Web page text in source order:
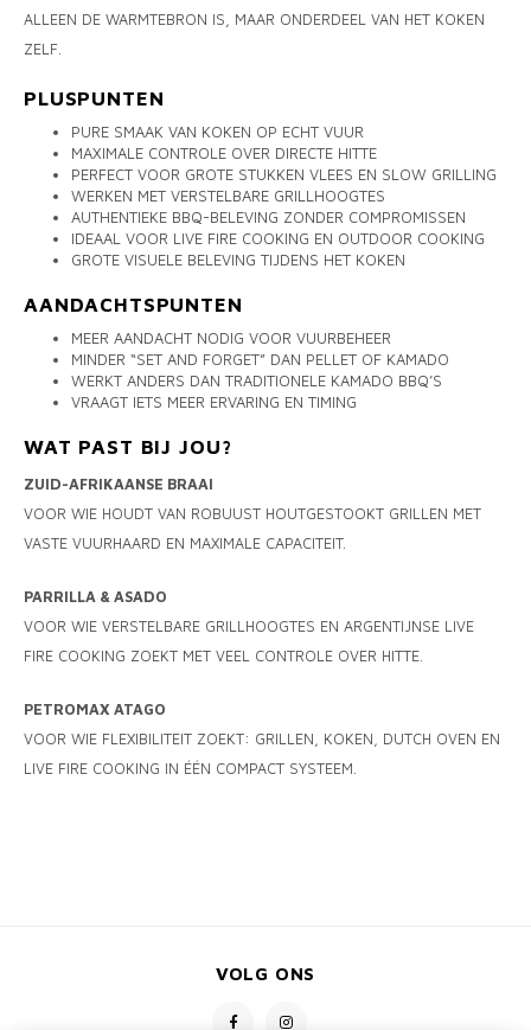
ALLEEN DE WARMTEBRON IS, MAAR ONDERDEEL VAN HET KOKEN
ZELF.
PLUSPUNTEN
PURE SMAAK VAN KOKEN OP ECHT VUUR
MAXIMALE CONTROLE OVER DIRECTE HITTE
PERFECT VOOR GROTE STUKKEN VLEES EN SLOW GRILLING
WERKEN MET VERSTELBARE GRILLHOOGTES
AUTHENTIEKE BBQ-BELEVING ZONDER COMPROMISSEN
IDEAAL VOOR LIVE FIRE COOKING EN OUTDOOR COOKING
GROTE VISUELE BELEVING TIJDENS HET KOKEN
AANDACHTSPUNTEN
MEER AANDACHT NODIG VOOR VUURBEHEER
MINDER “SET AND FORGET” DAN PELLET OF KAMADO
WERKT ANDERS DAN TRADITIONELE KAMADO BBQ’S
VRAAGT IETS MEER ERVARING EN TIMING
WAT PAST BIJ JOU?
ZUID-AFRIKAANSE BRAAI
VOOR WIE HOUDT VAN ROBUUST HOUTGESTOOKT GRILLEN MET
VASTE VUURHAARD EN MAXIMALE CAPACITEIT.
PARRILLA & ASADO
VOOR WIE VERSTELBARE GRILLHOOGTES EN ARGENTIJNSE LIVE
FIRE COOKING ZOEKT MET VEEL CONTROLE OVER HITTE.
PETROMAX ATAGO
VOOR WIE FLEXIBILITEIT ZOEKT: GRILLEN, KOKEN, DUTCH OVEN EN
LIVE FIRE COOKING IN ÉÉN COMPACT SYSTEEM.
VOLG ONS